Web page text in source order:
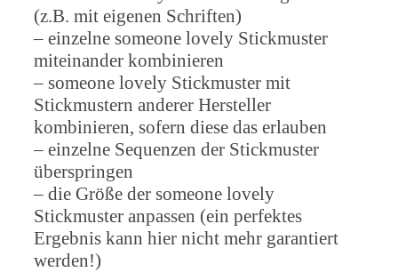
(z.B. mit eigenen Schriften)
– einzelne someone lovely Stickmuster
miteinander kombinieren
– someone lovely Stickmuster mit
Stickmustern anderer Hersteller
kombinieren, sofern diese das erlauben
– einzelne Sequenzen der Stickmuster
überspringen
– die Größe der someone lovely
Stickmuster anpassen (ein perfektes
Ergebnis kann hier nicht mehr garantiert
werden!)